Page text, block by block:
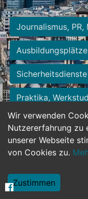
Wir verwenden
Nutzererfahrung zu
unserer Webseite
von Cookies zu.
Zustimmen
Journalismus, PR,
Ausbildungsplätze
Sicherheitsdienste
Praktika,
Personalwesen
Hilfskräfte,
Weiterbildung,